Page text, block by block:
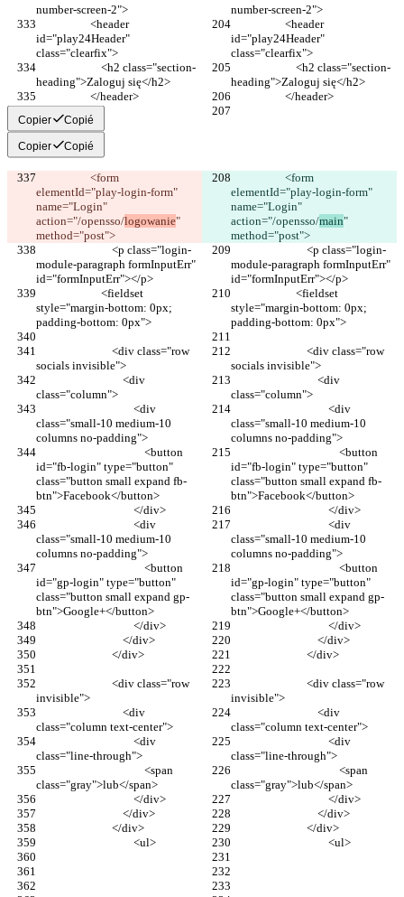
number-screen-2">
number-screen-2">
id="play24Header"
class="clearfix">
id="play24Header"
class="clearfix">
heading">Zaloguj się</h2>
heading">Zaloguj się</h2>
                    </header>
                    </header>
Copier Copié
Copier Copié
elementId="play-login-form"
name="Login"
action="/opensso/logowanie"
method="post">
elementId="play-login-form"
name="Login"
action="/opensso/main"
method="post">
module-paragraph formInputErr"
id="formInputErr"></p>
module-paragraph formInputErr"
id="formInputErr"></p>
style="margin-bottom: 0px;
padding-bottom: 0px">
style="margin-bottom: 0px;
padding-bottom: 0px">
socials invisible">
socials invisible">
class="column">
class="column">
class="small-10 medium-10
columns no-padding">
class="small-10 medium-10
columns no-padding">
id="fb-login" type="button"
class="button small expand fb-
btn">Facebook</button>
id="fb-login" type="button"
class="button small expand fb-
btn">Facebook</button>
                                    </div>
                                    </div>
class="small-10 medium-10
columns no-padding">
class="small-10 medium-10
columns no-padding">
id="gp-login" type="button"
class="button small expand gp-
btn">Google+</button>
id="gp-login" type="button"
class="button small expand gp-
btn">Google+</button>
                                    </div>
                                    </div>
                                </div>
                                </div>
                            </div>
                            </div>
invisible">
invisible">
class="column text-center">
class="column text-center">
class="line-through">
class="line-through">
class="gray">lub</span>
class="gray">lub</span>
                                    </div>
                                    </div>
                                </div>
                                </div>
                            </div>
                            </div>
                                    <ul>
                                    <ul>